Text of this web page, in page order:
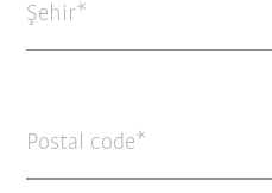
Şehir
Postal code